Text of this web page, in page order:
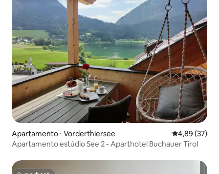
Apartamento ⋅ Vorderthiersee 4,89 de uma
4,89 (37)
Apartamento estúdio See 2 - Aparthotel Buchauer Tirol